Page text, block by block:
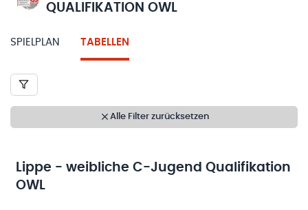
QUALIFIKATION OWL
SPIELPLAN TABELLEN
Alle Filter zurücksetzen
Lippe - weibliche C-Jugend Qualifikation
OWL